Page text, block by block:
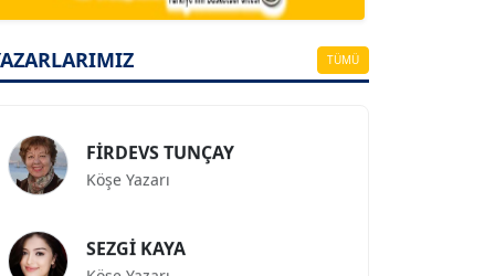
TÜMÜ
Köşe Yazarı
Köşe Yazarı
Köşe Yazarı